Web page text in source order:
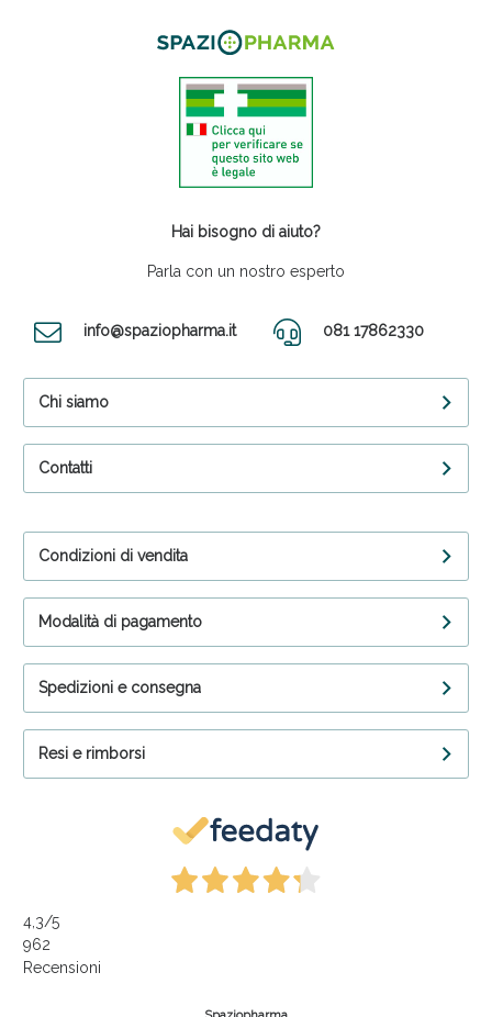
Hai bisogno di aiuto?
Parla con un nostro esperto
info@spaziopharma.it 081 17862330
Chi siamo
Contatti
Condizioni di vendita
Modalità di pagamento
Spedizioni e consegna
Resi e rimborsi
4,3/5
962
Recensioni